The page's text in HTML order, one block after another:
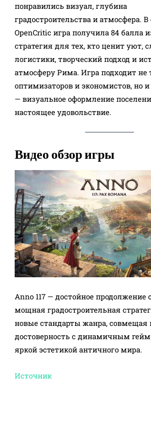
понравились визуал, глубина
градостроительства и атмосфера.
OpenCritic игра получила 84 балла
стратегия для тех, кто ценит уют,
логистики, творческий подход и
атмосферу Рима. Игра подходит не
оптимизаторов и экономистов, но
— визуальное оформление
настоящее удовольствие.​
Видео обзор игры
Anno 117 — достойное продолжение
мощная градостроительная
новые стандарты жанра, совмещая
достоверность с динамичным
яркой эстетикой античного мира.​
Источник